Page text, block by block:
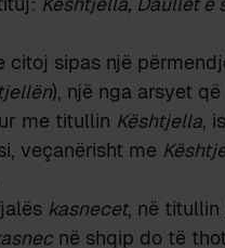
citoj sipas një
), një nga arsyet
me titullin Kështjella,
veçanërisht me
kasnecet, në
në shqip do të